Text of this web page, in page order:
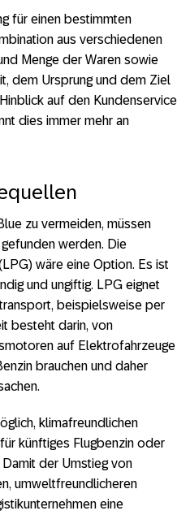
für einen bestimmten
aus verschiedenen
Menge der Waren sowie
dem Ursprung und dem Ziel
auf den Kundenservice
dies immer mehr an
zu vermeiden, müssen
werden. Die
wäre eine Option. Es ist
und ungiftig. LPG eignet
beispielsweise per
besteht darin, von
auf Elektrofahrzeuge
brauchen und daher
klimafreundlichen
künftiges Flugbenzin oder
der Umstieg von
umweltfreundlicheren
eine